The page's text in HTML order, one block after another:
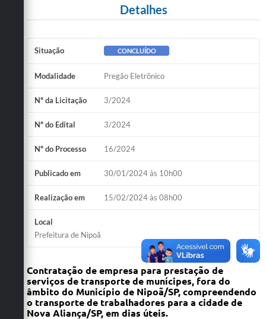
Detalhes
Situação CONCLUÍDO
Modalidade Pregão Eletrônico
Nº da Licitação 3/2024
Nº do Edital 3/2024
Nº do Processo 16/2024
Publicado em 30/01/2024 às 10h00
Realização em 15/02/2024 às 08h00
Local
Prefeitura de Nipoã
Contratação de empresa para prestação de
serviços de transporte de munícipes, fora do
âmbito do Município de Nipoã/SP, compreendendo
o transporte de trabalhadores para a cidade de
Nova Aliança/SP, em dias úteis.